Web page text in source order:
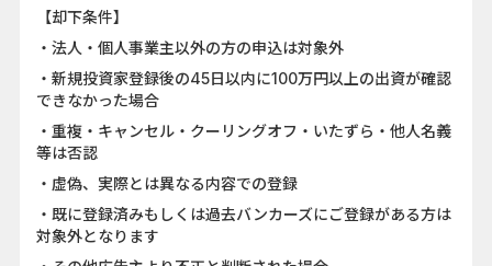
【却下条件】
・法人・個人事業主以外の方の申込は対象外
・新規投資家登録後の45日以内に100万円以上の出資が確認
できなかった場合
・重複・キャンセル・クーリングオフ・いたずら・他人名義
等は否認
・虚偽、実際とは異なる内容での登録
・既に登録済みもしくは過去バンカーズにご登録がある方は
対象外となります